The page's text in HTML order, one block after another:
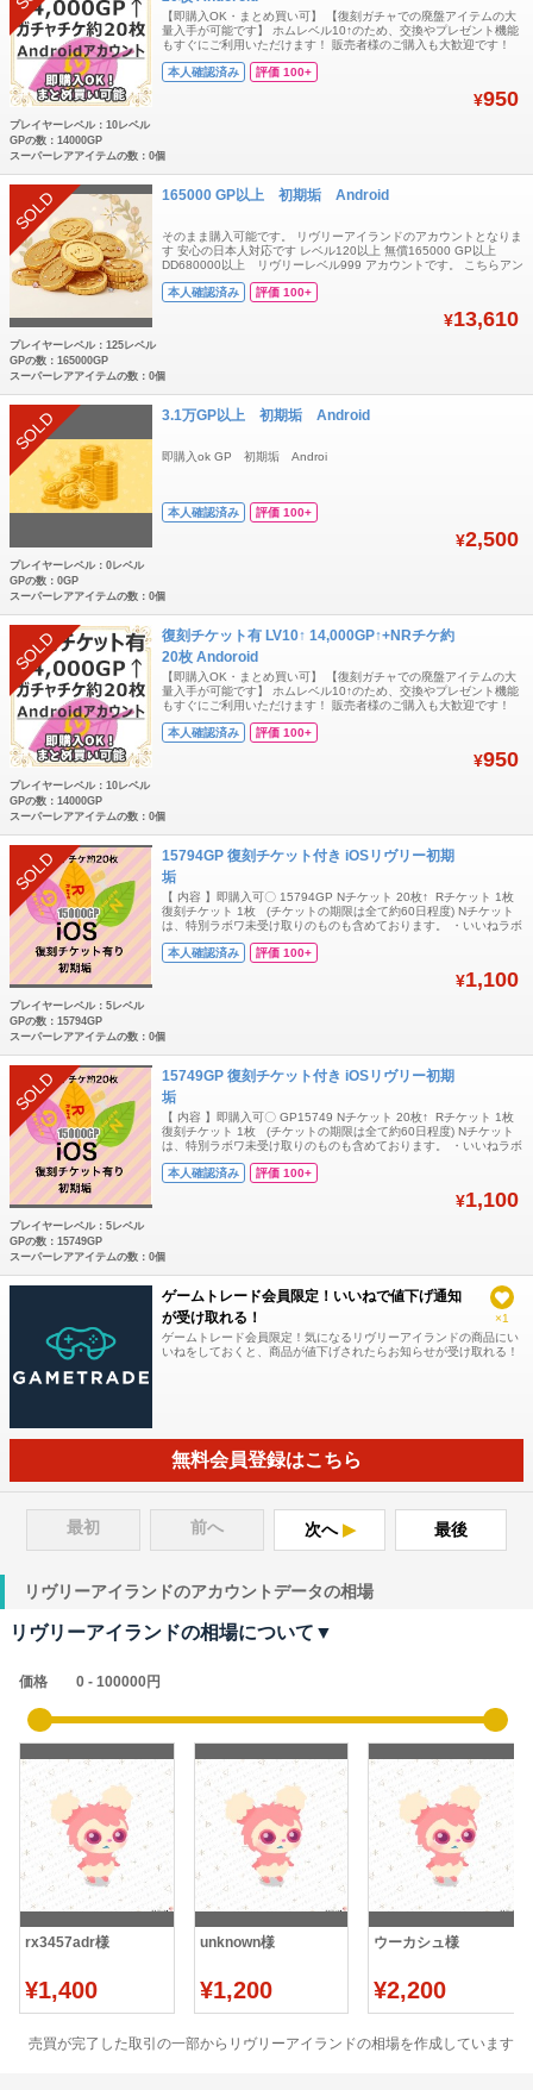
【即購入OK・まとめ買い可】 【復刻ガチャでの廃盤アイテムの大
量入手が可能です】 ホムレベル10↑のため、交換やプレゼント機能
もすぐにご利用いただけます！ 販売者様のご購入も大歓迎です！
て、ご希望のアカウント数をお伝えください】 【内容】 ・Android
本人確認済み 評価 100+
¥950
プレイヤーレベル：10レベル
GPの数：14000GP
スーパーレアアイテムの数：0個
SOLD 165000 GP以上 初期垢 Android
そのまま購入可能です。 リヴリーアイランドのアカウントとなりま
す 安心の日本人対応です レベル120以上 無償165000 GP以上
DD680000以上 リヴリーレベル999 アカウントです。 こちらアン
やラボワなどで貯めたものです。 ボロドウ等では貯めていませ
本人確認済み 評価 100+
¥13,610
プレイヤーレベル：125レベル
GPの数：165000GP
スーパーレアアイテムの数：0個
SOLD 3.1万GP以上 初期垢 Android
即購入ok GP 初期垢 Androi
本人確認済み 評価 100+
¥2,500
プレイヤーレベル：0レベル
GPの数：0GP
スーパーレアアイテムの数：0個
SOLD
復刻チケット有 LV10↑ 14,000GP↑+NRチケ約
20枚 Andoroid
【即購入OK・まとめ買い可】 【復刻ガチャでの廃盤アイテムの大
量入手が可能です】 ホムレベル10↑のため、交換やプレゼント機能
もすぐにご利用いただけます！ 販売者様のご購入も大歓迎です！
て、ご希望のアカウント数をお伝えください】 【内容】 ・Android
本人確認済み 評価 100+
¥950
プレイヤーレベル：10レベル
GPの数：14000GP
スーパーレアアイテムの数：0個
SOLD
15794GP 復刻チケット付き iOSリヴリー初期
垢
【 内容 】即購入可〇 15794GP Nチケット 20枚↑ Rチケット 1枚
復刻チケット 1枚 (チケットの期限は全て約60日程度) Nチケット
は、特別ラボワ未受け取りのものも含めております。 ・いいねラボ
好きなものを復刻した後、メイン垢に送る事が可能です〇 ・その
本人確認済み 評価 100+
¥1,100
プレイヤーレベル：5レベル
GPの数：15794GP
スーパーレアアイテムの数：0個
SOLD
15749GP 復刻チケット付き iOSリヴリー初期
垢
【 内容 】即購入可〇 GP15749 Nチケット 20枚↑ Rチケット 1枚
復刻チケット 1枚 (チケットの期限は全て約60日程度) Nチケット
は、特別ラボワ未受け取りのものも含めております。 ・いいねラボ
好きなものを復刻した後、メイン垢に送る事が可能です〇 ・その
本人確認済み 評価 100+
¥1,100
プレイヤーレベル：5レベル
GPの数：15749GP
スーパーレアアイテムの数：0個
ゲームトレード会員限定！いいねで値下げ通知
が受け取れる！
ゲームトレード会員限定！気になるリヴリーアイランドの商品にい
いねをしておくと、商品が値下げされたらお知らせが受け取れる！
×1
無料会員登録はこちら
最初 前へ 次へ 最後
リヴリーアイランドのアカウントデータの相場
リヴリーアイランドの相場について▼
価格
rx3457adr様
¥1,400
unknown様
¥1,200
ウーカシュ様
¥2,200
売買が完了した取引の一部からリヴリーアイランドの相場を作成しています